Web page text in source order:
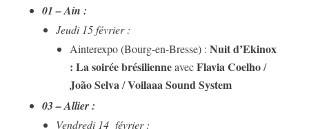
01 – Ain :
Jeudi 15 février :
Ainterexpo (Bourg-en-Bresse) : Nuit d’Ekinox
: La soirée brésilienneavecFlavia Coelho/
João Selva /Voilaaa Sound System
03 – Allier :
Vendredi 14 février :